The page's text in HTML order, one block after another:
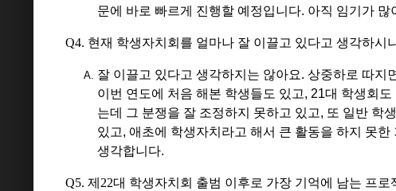
문에 바로 빠르게 진행할 예정입니다. 아직 임기가 많
Q4. 현재 학생자치회를 얼마나 잘 이끌고 있다고 생각하시
잘 이끌고 있다고 생각하지는 않아요. 상중하로 따지
이번 연도에 처음 해본 학생들도 있고, 21대 학생회도
는데 그 분쟁을 잘 조정하지 못하고 있고, 또 일반 학
있고, 애초에 학생자치라고 해서 큰 활동을 하지 못
생각합니다.
Q5. 제 22대 학생자치회 출범 이후로 가장 기억에 남는 프로